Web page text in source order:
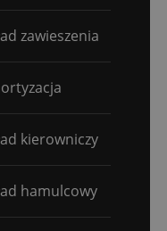
zawieszenia
kierowniczy
hamulcowy